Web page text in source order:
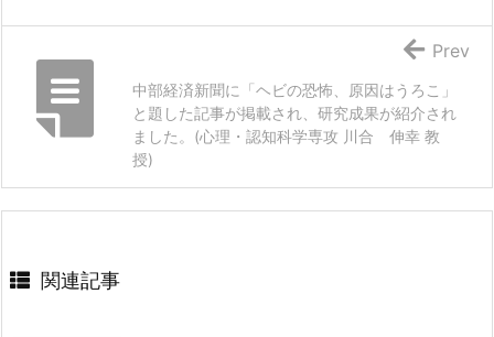
中部経済新聞に「ヘビの恐怖、原因はうろこ」
と題した記事が掲載され、研究成果が紹介され
ました。(心理・認知科学専攻 川合 伸幸 教
授)
Prev
関連記事